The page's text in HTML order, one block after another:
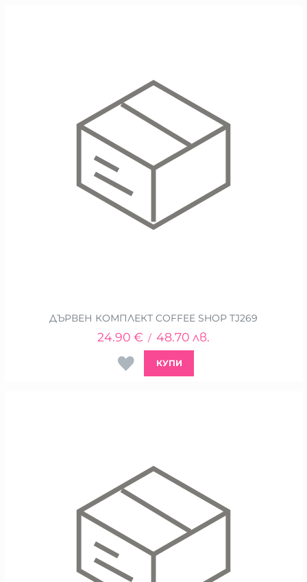
ДЪРВЕН КОМПЛЕКТ COFFEE SHOP TJ269
24.90 € / 48.70 лв.
КУПИ